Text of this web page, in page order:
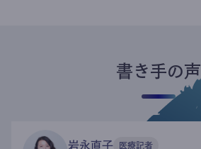
書き手の声
岩永直子 医療記者